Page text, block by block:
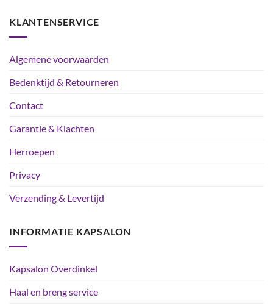
KLANTENSERVICE
Algemene voorwaarden
Bedenktijd & Retourneren
Contact
Garantie & Klachten
Herroepen
Privacy
Verzending & Levertijd
INFORMATIE KAPSALON
Kapsalon Overdinkel
Haal en breng service